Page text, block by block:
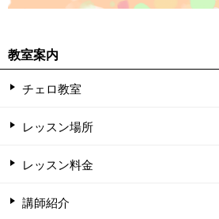
教室案内
チェロ教室
レッスン場所
レッスン料金
講師紹介